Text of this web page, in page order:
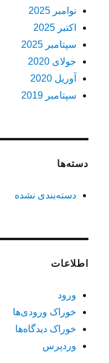
نوامبر 2025
اکتبر 2025
سپتامبر 2025
جولای 2020
آوریل 2020
سپتامبر 2019
دسته‌ها
دسته‌بندی نشده
اطلاعات
ورود
خوراک ورودی‌ها
خوراک دیدگاه‌ها
وردپرس